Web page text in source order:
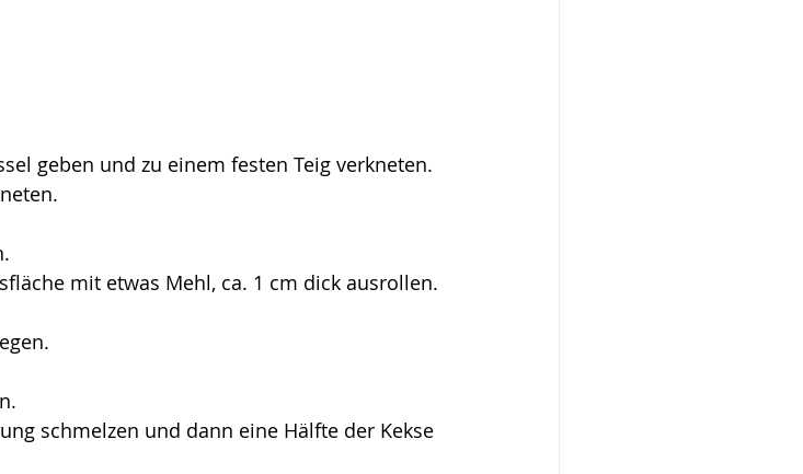
geben und zu einem festen Teig verkneten.
mit etwas Mehl, ca. 1 cm dick ausrollen.
schmelzen und dann eine Hälfte der Kekse